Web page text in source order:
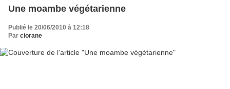
Une moambe végétarienne
Publié le 20/06/2010 à 12:18
Par ciorane